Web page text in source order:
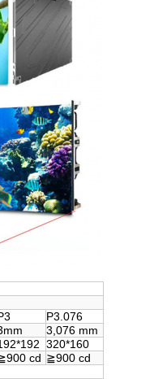
P3.076
3,076 mm
320*160
cd ≧900 cd